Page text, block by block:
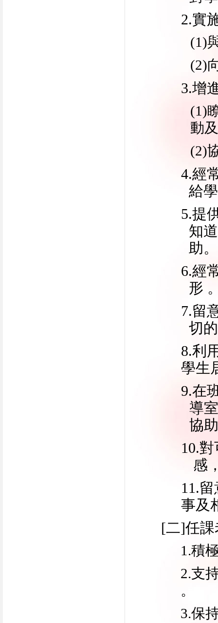
2.實
(1)
(2)
3.增
(1)
動
(2)
4.經
給
5.提
知
助。
6.經
形
7.留
切
8.利
學生
9.在
導
協
10.
感
11.
事及
[二]任
1.積
2.支
。
3.保